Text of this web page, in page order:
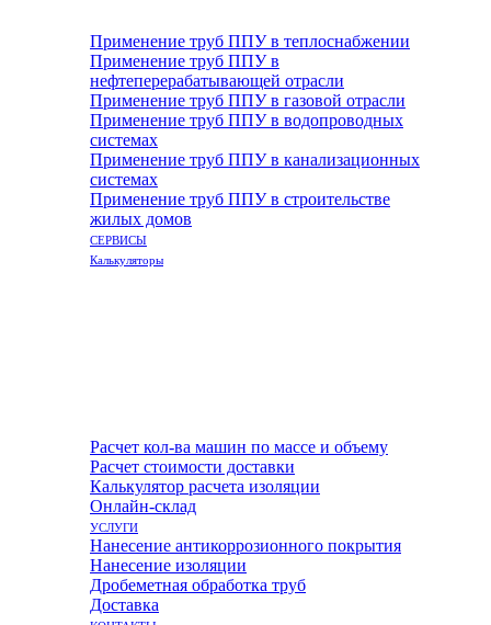
Применение труб ППУ в теплоснабжении
Применение труб ППУ в
нефтеперерабатывающей отрасли
Применение труб ППУ в газовой отрасли
Применение труб ППУ в водопроводных
системах
Применение труб ППУ в канализационных
системах
Применение труб ППУ в строительстве
жилых домов
СЕРВИСЫ
Калькуляторы
Расчет кол-ва машин по массе и объему
Расчет стоимости доставки
Калькулятор расчета изоляции
Онлайн-склад
УСЛУГИ
Нанесение антикоррозионного покрытия
Нанесение изоляции
Дробеметная обработка труб
Доставка